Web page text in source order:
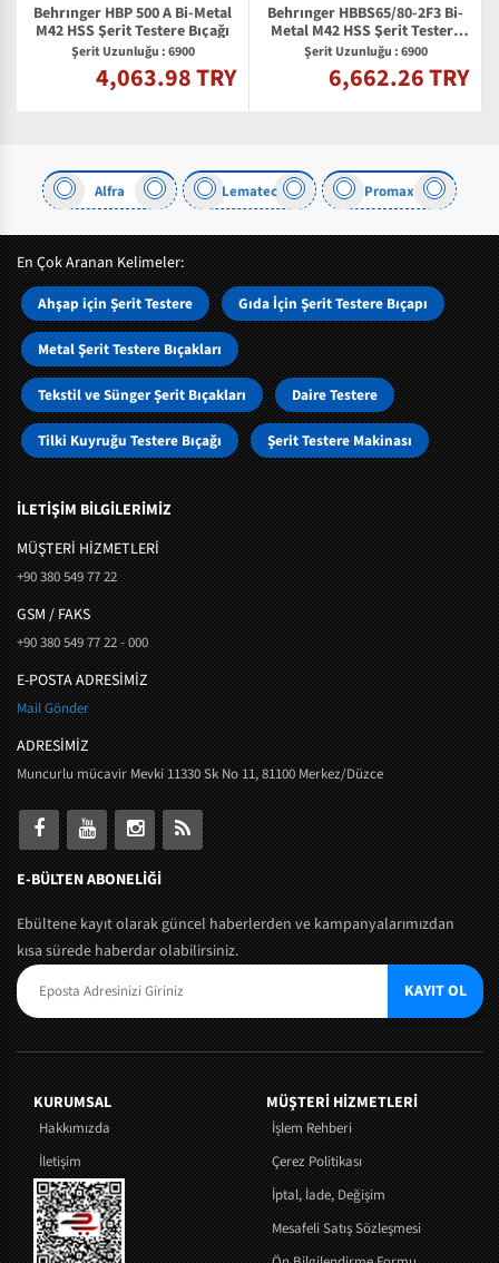
Behrınger HBP 500 A Bi-Metal
M42 HSS Şerit Testere Bıçağı
Şerit Uzunluğu : 6900
4,063.98 TRY
Behrınger HBBS65/80-2F3 Bi-
Metal M42 HSS Şerit Testere
Bıçağı
Şerit Uzunluğu : 6900
6,662.26 TRY
Alfra Lematec Promax
En Çok Aranan Kelimeler:
Ahşap için Şerit Testere Gıda İçin Şerit Testere Bıçapı
Metal Şerit Testere Bıçakları
Tekstil ve Sünger Şerit Bıçakları Daire Testere
Tilki Kuyruğu Testere Bıçağı Şerit Testere Makinası
İLETİŞİM BİLGİLERİMİZ
MÜŞTERI HIZMETLERI
+90 380 549 77 22
GSM / FAKS
+90 380 549 77 22 - 000
E-POSTA ADRESİMİZ
Mail Gönder
ADRESİMİZ
Muncurlu mücavir Mevki 11330 Sk No 11, 81100 Merkez/Düzce
E-BÜLTEN ABONELİĞİ
Ebültene kayıt olarak güncel haberlerden ve kampanyalarımızdan
kısa sürede haberdar olabilirsiniz.
KAYIT OL
KURUMSAL
Hakkımızda
İletişim
MÜŞTERI HIZMETLERI
İşlem Rehberi
Çerez Politikası
İptal, İade, Değişim
Mesafeli Satış Sözleşmesi